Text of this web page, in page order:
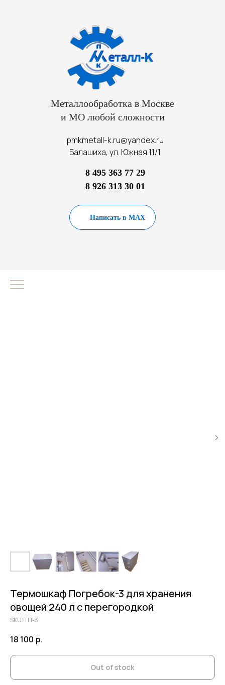
Металлообработка в Москве
и МО любой сложности
pmkmetall-k.ru@yandex.ru
Балашиха, ул. Южная 11/1
8 495 363 77 29
8 926 313 30 01
Написать в MAX
Термошкаф Погребок-3 для хранения
овощей 240 л с перегородкой
SKU:ТП-3
18 100 р.
Out of stock